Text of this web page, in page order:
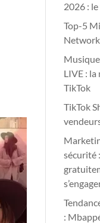
2026 :
Top-5
LIVE :
TikTok
TikTok
sécurité
: